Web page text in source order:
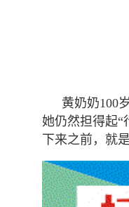
黄奶奶100
她仍然担得起
下来之前，就